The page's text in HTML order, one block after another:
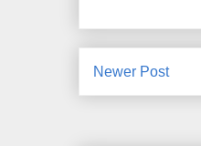
Newer Post